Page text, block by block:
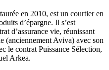
en 2010, est un courtier en
d’épargne. Il s’est
d’assurance vie, réunissant
(anciennement Aviva) avec son
le contrat Puissance Sélection,
Arkea.